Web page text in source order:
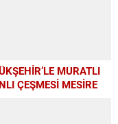
MURATLI
ÇEŞMESİ MESİRE